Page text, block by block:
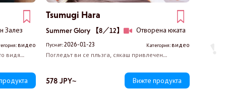
Залез
видео
видя
тяло на
Tsumugi Hara
Summer Glory 【8／12】 Отворена юката
Пуснат:2026-01-23 Категория: видео
Погледът ви се плъзга, сякаш привлечен
се вижда голата кожа на вътрешната част на
бедрото й. Пръстите й се плъзгат по бедрото й –
578 JPY~ Вижте продукта